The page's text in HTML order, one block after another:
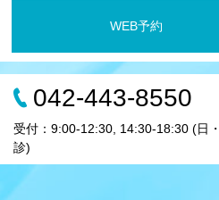
WEB予約
042-443-8550
受付：9:00-12:30, 14:30-18:30 (日
診)